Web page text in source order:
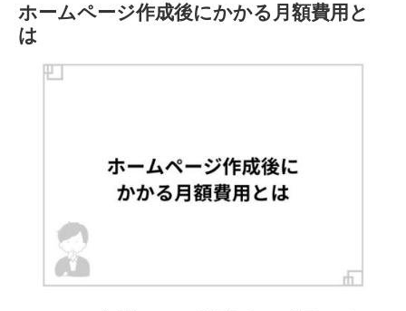
ホームページ作成後にかかる月額費用と
は